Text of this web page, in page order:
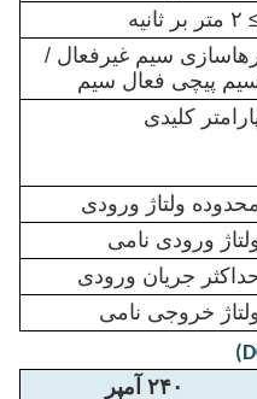
ثانیه
سیم غیرفعال /
پیچی فعال سیم
کلیدی
ولتاژ ورودی
ورودی نامی
جریان ورودی
خروجی نامی
۲۴۰ آمپر